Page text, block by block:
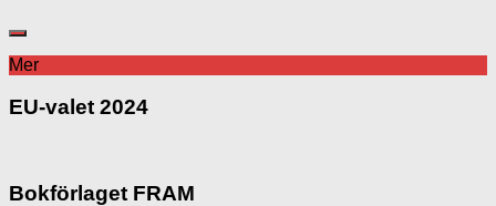
Mer
EU-valet 2024
Bokförlaget FRAM